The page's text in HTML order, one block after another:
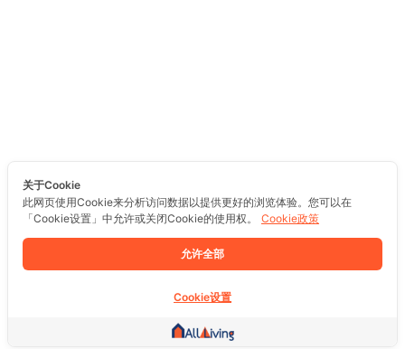
关于Cookie
此网页使用Cookie来分析访问数据以提供更好的浏览体验。您可以在
「Cookie设置」中允许或关闭Cookie的使用权。
Cookie政策
允许全部
Cookie设置